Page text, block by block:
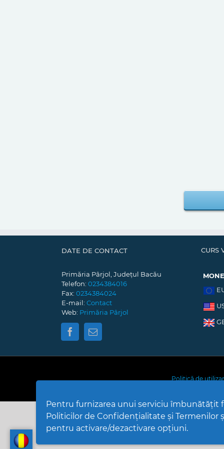
Pentru furnizarea unui serviciu îmbunătățit
Politicilor de Confidențialitate și Termenilor
pentru activare/dezactivare opțiuni.
DATE DE CONTACT
Primăria Pârjol, Județul Bacău
Telefon: 0234384016
Fax: 0234384024
E-mail: Contact
Web: Primăria Pârjol
CURS
Politică de